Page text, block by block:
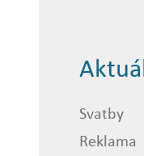
Svatby
Reklama